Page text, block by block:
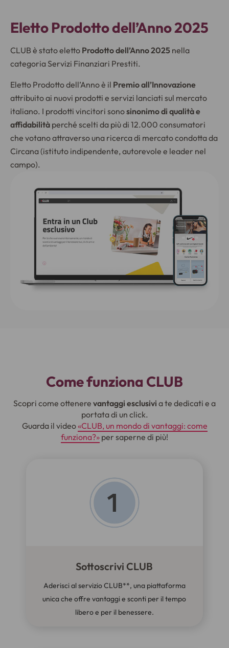
Eletto Prodotto dell’Anno 2025
CLUB è stato eletto Prodotto dell’Anno 2025 nella
categoria Servizi Finanziari Prestiti.
Eletto Prodotto dell’Anno è il Premio all’Innovazione
attribuito ai nuovi prodotti e servizi lanciati sul mercato
italiano. I prodotti vincitori sonosinonimo di qualità e
affidabilità perché scelti da più di 12.000 consumatori
che votano attraverso una ricerca di mercato condotta da
Circana (istituto indipendente, autorevole e leader nel
campo).
Come funziona CLUB
Scopri come ottenere vantaggi esclusivi a te dedicati e a
portata di un click.
Guarda il video «CLUB, un mondo di vantaggi: come
funziona?» per saperne di più!
Sottoscrivi CLUB
Aderisci al servizio CLUB**, una piattaforma
unica che offre vantaggi e sconti per il tempo
libero e per il benessere.